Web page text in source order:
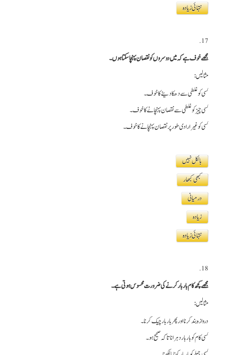
نتہائی زیادہ
17.
مجھے خوف ہے کہ میں دوسروں کو نقصان پہنچا سکتا ہوں۔
مثالیں:
کسی کو غلطی سے دھکا دینے کا خوف۔
کسی چیز کو غلطی سے نقصان پہنچانے کا خوف۔
کسی کو غیر ارادی طور پر نقصان پہنچانے کا خوف۔
بالکل نہیں
کبھی کبھار
درمیانی
زیادہ
نتہائی زیادہ
18.
مجھے کچھ کام بار بار کرنے کی ضرورت محسوس ہوتی ہے۔
مثالیں:
دروازہ بند کرنا اور پھر بار بار چیک کرنا۔
کسی کام کو بار بار دہرانا تاکہ صحیح ہو۔